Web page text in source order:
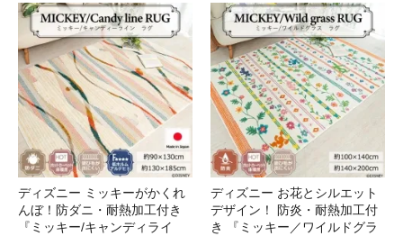
ディズニー ミッキーがかくれ
んぼ！防ダニ・耐熱加工付き
『ミッキー/キャンディライ
ディズニー お花とシルエット
デザイン！ 防炎・耐熱加工付
き 『ミッキー／ワイルドグラ